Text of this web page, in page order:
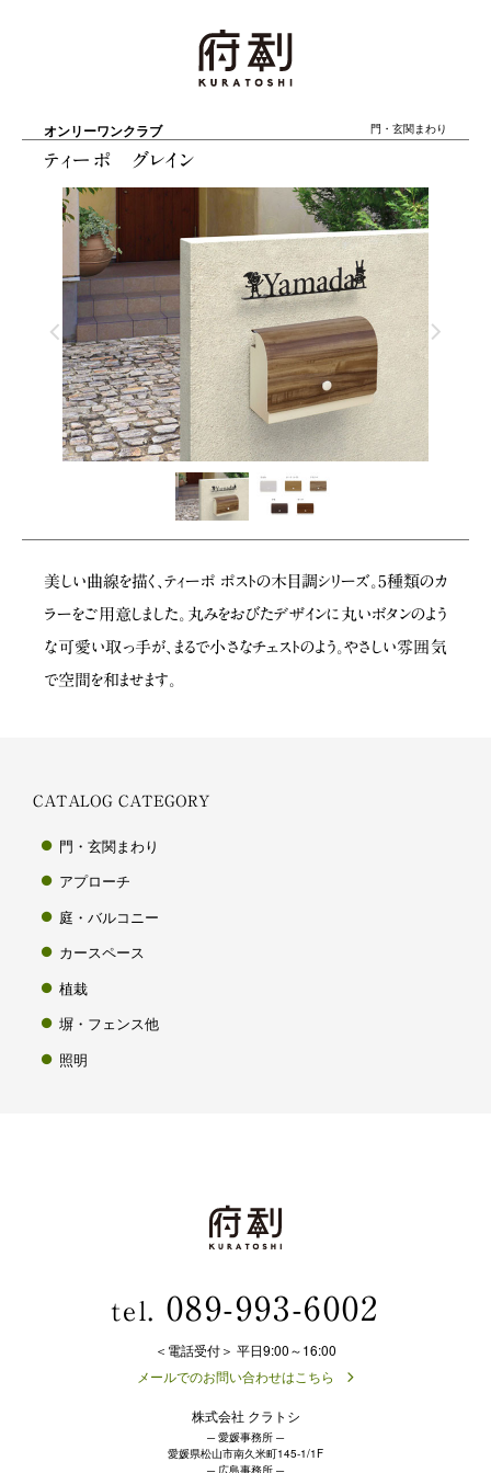
オンリーワンクラブ 門・玄関まわり
ティーポ グレイン
美しい曲線を描く、ティーポ ポストの木目調シリーズ。5種類のカ
ラーをご用意しました。丸みをおびたデザインに丸いボタンのよう
な可愛い取っ手が、まるで小さなチェストのよう。やさしい雰囲気
で空間を和ませます。
CATALOG CATEGORY
門・玄関まわり
アプローチ
庭・バルコニー
カースペース
植栽
塀・フェンス他
照明
tel.089-993-6002
＜電話受付＞ 平日9:00～16:00
メールでのお問い合わせはこちら
株式会社 クラトシ
─ 愛媛事務所 ─
愛媛県松山市南久米町145-1/1F
─ 広島事務所 ─